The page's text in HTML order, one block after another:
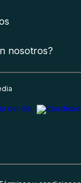
nosotros?